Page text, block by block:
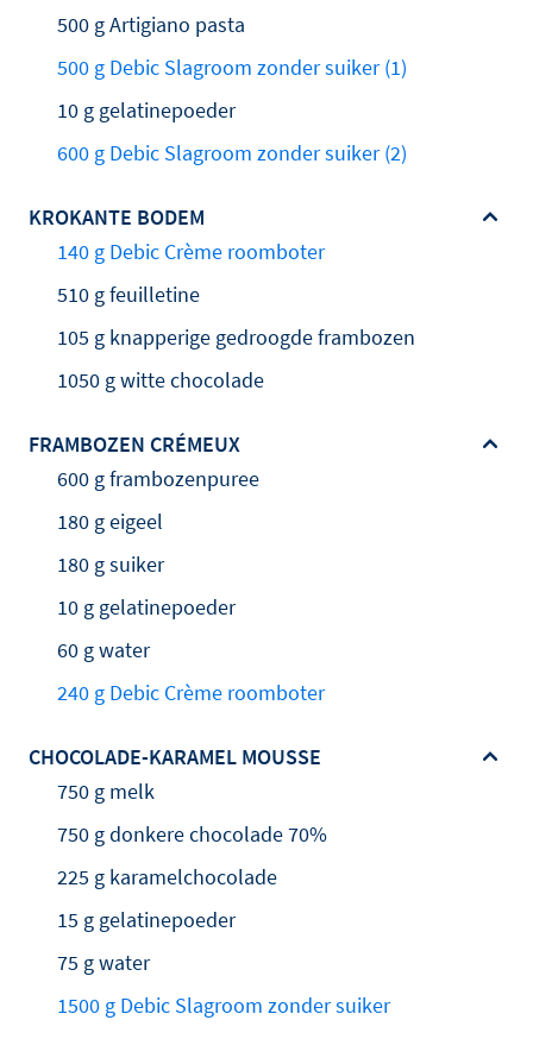
500 g Artigiano pasta
500 g Debic Slagroom zonder suiker (1)
10 g gelatinepoeder
600 g Debic Slagroom zonder suiker (2)
KROKANTE BODEM
140 g Debic Crème roomboter
510 g feuilletine
105 g knapperige gedroogde frambozen
1050 g witte chocolade
FRAMBOZEN CRÉMEUX
600 g frambozenpuree
180 g eigeel
180 g suiker
10 g gelatinepoeder
60 g water
240 g Debic Crème roomboter
CHOCOLADE-KARAMEL MOUSSE
750 g melk
750 g donkere chocolade 70%
225 g karamelchocolade
15 g gelatinepoeder
75 g water
1500 g Debic Slagroom zonder suiker